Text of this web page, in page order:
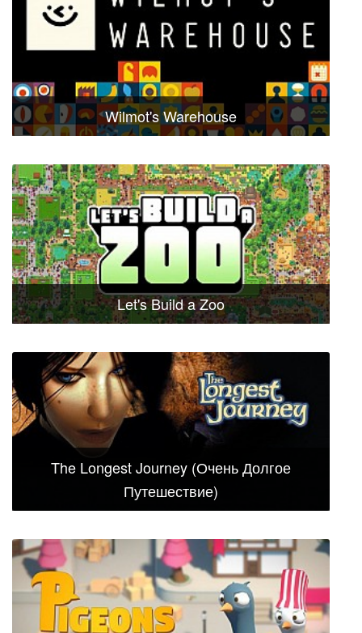
Wilmot's Warehouse
Let's Build a Zoo
The Longest Journey (Очень Долгое
Путешествие)